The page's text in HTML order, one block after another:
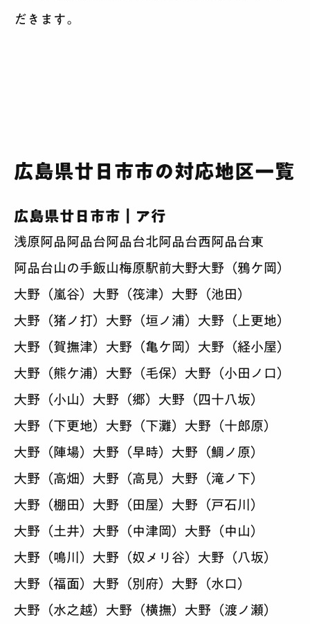
だきます。
広島県廿日市市の対応地区一覧
広島県廿日市市｜ア行
浅原 阿品 阿品台 阿品台北 阿品台西 阿品台東
阿品台山の手飯山梅原駅前大野大野（鴉ケ岡）
大野（嵐谷） 大野（筏津） 大野（池田）
大野（猪ノ打） 大野（垣ノ浦） 大野（上更地）
大野（賀撫津） 大野（亀ケ岡） 大野（経小屋）
大野（熊ケ浦） 大野（毛保） 大野（小田ノ口）
大野（小山） 大野（郷） 大野（四十八坂）
大野（下更地） 大野（下灘） 大野（十郎原）
大野（陣場） 大野（早時） 大野（鯛ノ原）
大野（高畑） 大野（高見） 大野（滝ノ下）
大野（棚田） 大野（田屋） 大野（戸石川）
大野（土井） 大野（中津岡） 大野（中山）
大野（鳴川） 大野（奴メリ谷） 大野（八坂）
大野（福面） 大野（別府） 大野（水口）
大野（水之越） 大野（横撫） 大野（渡ノ瀬）